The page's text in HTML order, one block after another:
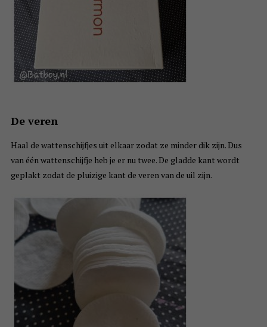
De veren
Haal de wattenschijfjes uit elkaar zodat ze minder dik zijn. Dus
van één wattenschijfje heb je er nu twee. De gladde kant wordt
geplakt zodat de pluizige kant de veren van de uil zijn.